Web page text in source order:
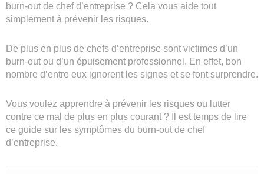
burn-out de chef d’entreprise ? Cela vous aide tout
simplement à prévenir les risques.
De plus en plus de chefs d’entreprise sont victimes d’un
burn-out ou d’un épuisement professionnel. En effet, bon
nombre d’entre eux ignorent les signes et se font surprendre.
Vous voulez apprendre à prévenir les risques ou lutter
contre ce mal de plus en plus courant ? Il est temps de lire
ce guide sur les symptômes du burn-out de chef
d’entreprise.